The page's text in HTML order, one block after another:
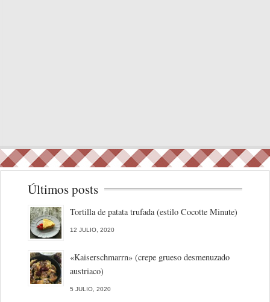
Últimos posts
Tortilla de patata trufada (estilo Cocotte Minute)
12 JULIO, 2020
«Kaiserschmarrn» (crepe grueso desmenuzado
austriaco)
5 JULIO, 2020